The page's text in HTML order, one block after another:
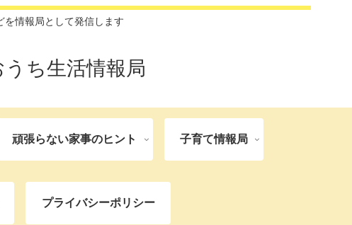
情報局として発信します
ち生活情報局
頑張らない家事のヒント 子育て情報局
プライバシーポリシー